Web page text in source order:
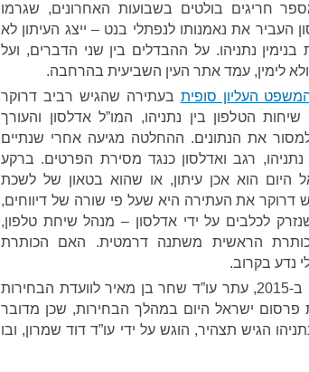
חריגים בולטים בשבועות האחרונים, שגרמו
את נאמנותו לנפתלי בנט – ייצג העיתון לא
נתניהו. על ההבדלים בין שני הדברים, ועל
ולא לימין, עמד אתר העין השביעית בהרחבה.
העליון סופית בעתירה שהגיש רביב דרוקר
הטלפון בין נתניהו, המו”ל אדלסון והעורך
את הנתונים. ההחלטה מגיעה אחרי שנתיים
רגב ואדלסון כנגד מסירת הפרטים. ברקע
הוא אכן עיתון, או שהוא בטאון של לשכת
דרוקר את העתירה היא שעל פי שורה של דיווחים,
לכלבים על ידי אדלסון – מנהל שיחת טלפון,
הראשית משתנה דרמטית. האם הכותרת
נדע בקרוב.
לקראת הבחירות האחרונות, ב-2015, עתר עו”ד שחר בן מאיר לוועדת הבחירות
פרסום ישראל היום במהלך הבחירות, שכן מדובר
הגיש תצהיר, הוגש על ידי עו”ד דוד שמרון, ובו